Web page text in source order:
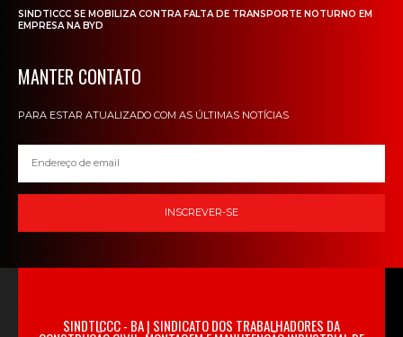
SINDTICCC SE MOBILIZA CONTRA FALTA DE TRANSPORTE NOTURNO EM
EMPRESA NA BYD
MANTER CONTATO
PARA ESTAR ATUALIZADO COM AS ÚLTIMAS NOTÍCIAS
INSCREVER-SE
SINDTICCC - BA | SINDICATO DOS TRABALHADORES DA